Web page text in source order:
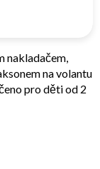
nakladačem,
na volantu
pro děti od 2